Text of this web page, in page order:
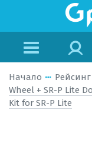
Начало Рейсинг
Wheel + SR-P Lite
Kit for SR-P Lite